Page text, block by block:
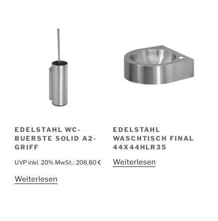
EDELSTAHL WC-
BUERSTE SOLID A2-
GRIFF
UVP inkl. 20% MwSt.: 208,80 €
Weiterlesen
EDELSTAHL
WASCHTISCH FINAL
44X44HLR35
Weiterlesen